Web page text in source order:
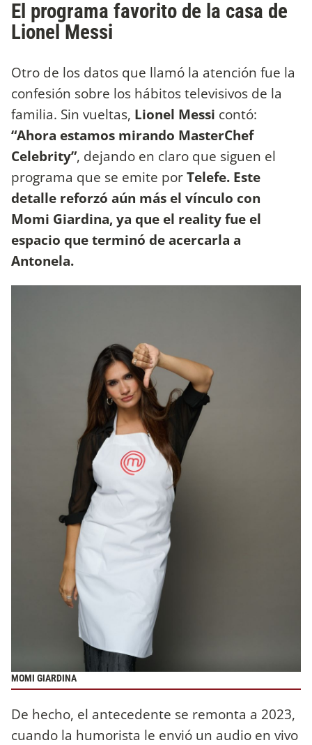
El programa favorito de la casa de
Lionel Messi
Otro de los datos que llamó la atención fue la
confesión sobre los hábitos televisivos de la
familia. Sin vueltas, Lionel Messi contó:
“Ahora estamos mirando MasterChef
Celebrity”, dejando en claro que siguen el
programa que se emite porTelefe. Este
detalle reforzó aún más el vínculo con
Momi Giardina, ya que el reality fue el
espacio que terminó de acercarla a
Antonela.
MOMI GIARDINA
De hecho, el antecedente se remonta a 2023,
cuando la humorista le envió un audio en vivo